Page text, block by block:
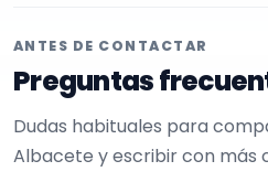
ANTES DE CONTACTAR
Preguntas
Dudas habituales para
Albacete y escribir con más